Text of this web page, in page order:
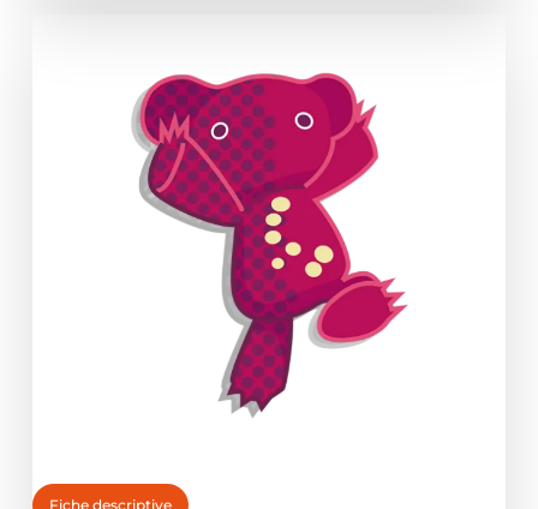
Fiche descriptive